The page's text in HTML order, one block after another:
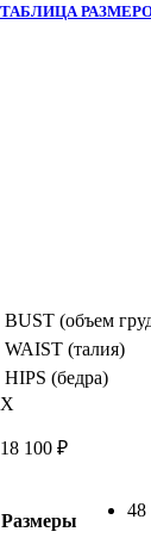
ТАБЛИЦА
BUST (объем
WAIST (талия)
HIPS (бедра)
X
18 100 ₽
Размеры
48